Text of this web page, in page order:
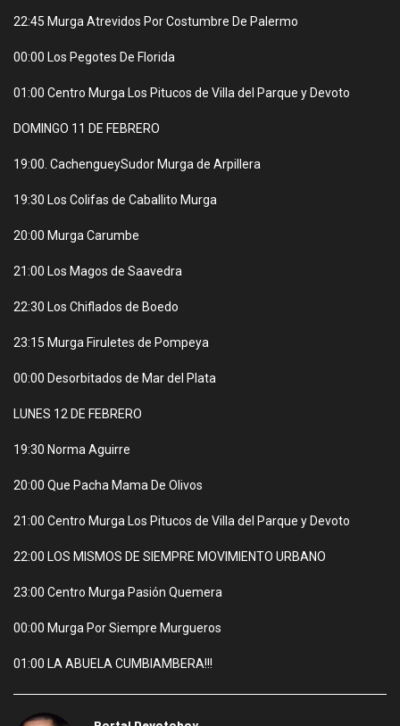
22:45 Murga Atrevidos Por Costumbre De Palermo
00:00 Los Pegotes De Florida
01:00 Centro Murga Los Pitucos de Villa del Parque y Devoto
DOMINGO 11 DE FEBRERO
19:00. CachengueySudor Murga de Arpillera
19:30 Los Colifas de Caballito Murga
20:00 Murga Carumbe
21:00 Los Magos de Saavedra
22:30 Los Chiflados de Boedo
23:15 Murga Firuletes de Pompeya
00:00 Desorbitados de Mar del Plata
LUNES 12 DE FEBRERO
19:30 Norma Aguirre
20:00 Que Pacha Mama De Olivos
21:00 Centro Murga Los Pitucos de Villa del Parque y Devoto
22:00 LOS MISMOS DE SIEMPRE MOVIMIENTO URBANO
23:00 Centro Murga Pasión Quemera
00:00 Murga Por Siempre Murgueros
01:00 LA ABUELA CUMBIAMBERA!!!